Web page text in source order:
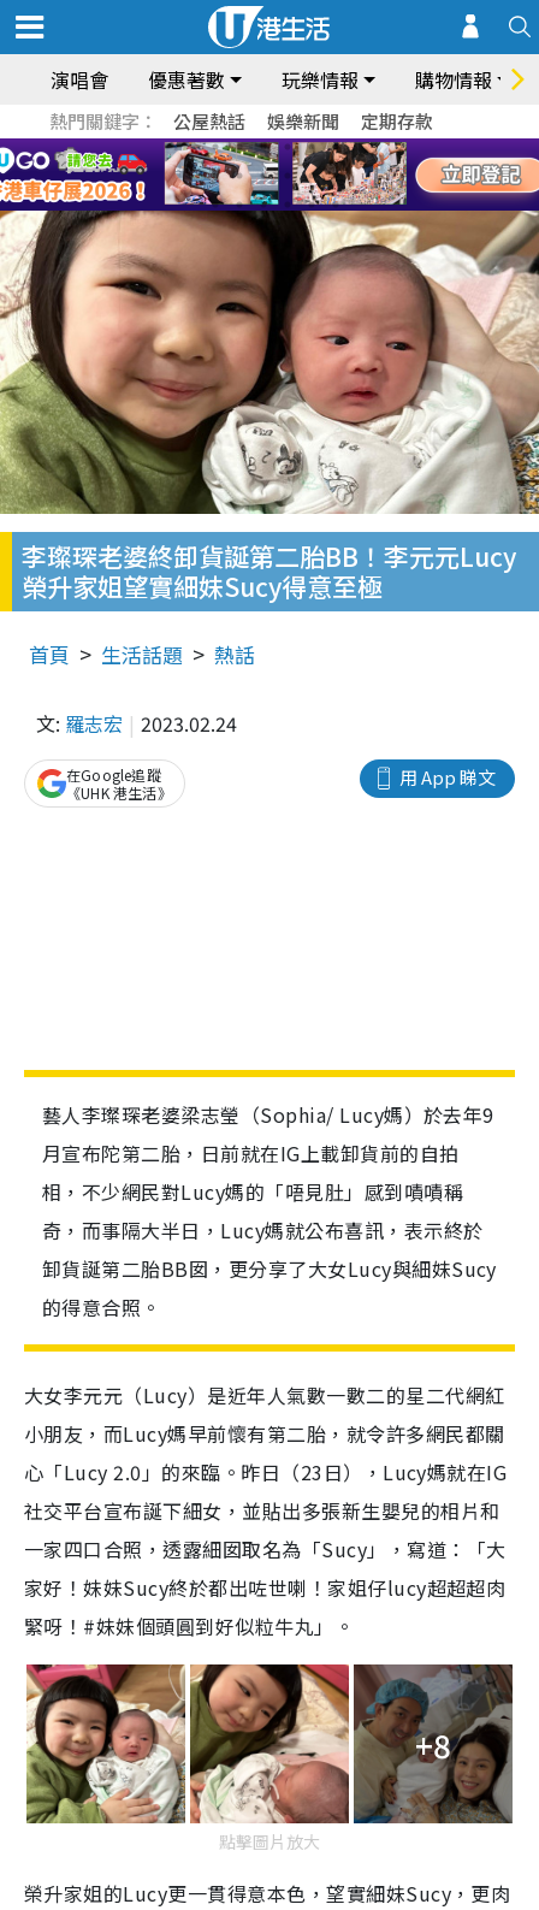
演唱會 優惠著數 玩樂情報 購物情報
熱門關鍵字： 公屋熱話 娛樂新聞 定期存款
李璨琛老婆終卸貨誕第二胎BB！李元元Lucy
榮升家姐望實細妹Sucy得意至極
首頁 生活話題 熱話
文: 羅志宏 2023.02.24
用 App 睇文
在Google追蹤
《UHK 港生活》
藝人李璨琛老婆梁志瑩（Sophia/ Lucy媽）於去年9
月宣布陀第二胎，日前就在IG上載卸貨前的自拍
相，不少網民對Lucy媽的「唔見肚」感到嘖嘖稱
奇，而事隔大半日，Lucy媽就公布喜訊，表示終於
卸貨誕第二胎BB囡，更分享了大女Lucy與細妹Sucy
的得意合照。
大女李元元（Lucy）是近年人氣數一數二的星二代網紅
小朋友，而Lucy媽早前懷有第二胎，就令許多網民都關
心「Lucy 2.0」的來臨。昨日（23日），Lucy媽就在IG
社交平台宣布誕下細女，並貼出多張新生嬰兒的相片和
一家四口合照，透露細囡取名為「Sucy」，寫道：「大
家好！妹妹Sucy終於都出咗世喇！家姐仔lucy超超超肉
緊呀！#妹妹個頭圓到好似粒牛丸」。
+8
點擊圖片放大
榮升家姐的Lucy更一貫得意本色，望實細妹Sucy，更肉